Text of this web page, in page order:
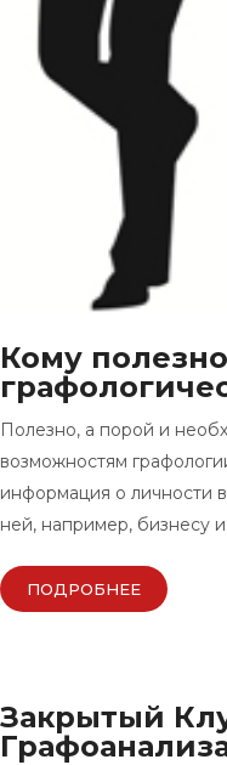
Кому
Полезно, а порой и
возможностям
информация о личности
ней, например, бизнесу
ПОДРОБНЕЕ
Закрытый